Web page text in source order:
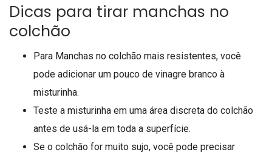
Dicas para tirar manchas no
colchão
Para Manchas no colchão mais resistentes, você
pode adicionar um pouco de vinagre branco à
misturinha.
Teste a misturinha em uma área discreta do colchão
antes de usá-la em toda a superfície.
Se o colchão for muito sujo, você pode precisar